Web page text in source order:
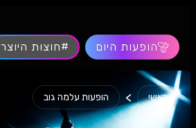
הופעות היום #חוצות היוצר
ראשי > הופעות עלמה גוב